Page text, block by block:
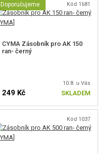
Doporučujeme Kód 1681
CYMA Zásobník pro AK 150
ran- černý
10.8. u Vás
249 Kč SKLADEM
Kód 1037